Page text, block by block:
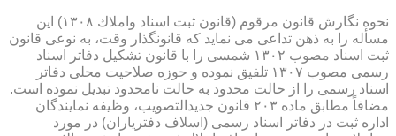
نحوه نگارش قانون مرقوم (قانون ثبت اسناد واملاك ۱۳۰۸) این
مسأله را به ذهن تداعی می نماید كه قانونگذار وقت، به نوعی قانون
ثبت اسناد مصوب ۱۳۰۲ شمسی را با قانون تشكیل دفاتر اسناد
رسمی مصوب ۱۳۰۷ تلفیق نموده و حوزه صلاحیت محلی دفاتر
اسناد رسمی را از حالت محدود به حالت نامحدود تبدیل نموده است.
مضافاً مطابق ماده ۲۰۳ قانون جدیدالتصویب، وظیفه نمایندگان
اداره ثبت در دفاتر اسناد رسمی (اسلاف دفتریاران) در مورد